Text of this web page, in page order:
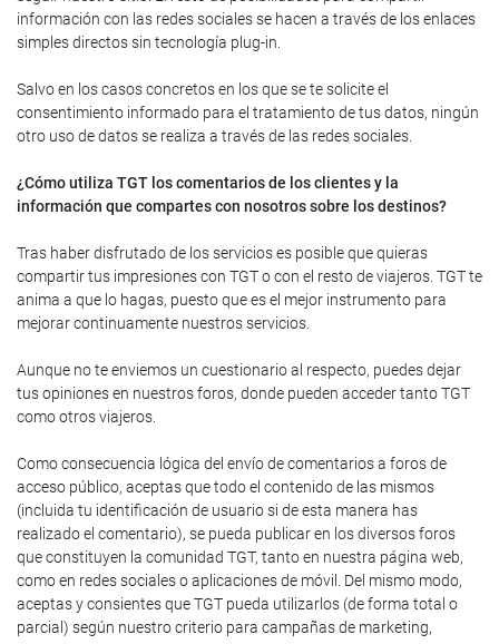
información con las redes sociales se hacen a través de los enlaces
simples directos sin tecnología plug-in.
Salvo en los casos concretos en los que se te solicite el
consentimiento informado para el tratamiento de tus datos, ningún
otro uso de datos se realiza a través de las redes sociales.
¿Cómo utiliza TGT los comentarios de los clientes y la
información que compartes con nosotros sobre los destinos?
Tras haber disfrutado de los servicios es posible que quieras
compartir tus impresiones con TGT o con el resto de viajeros. TGT te
anima a que lo hagas, puesto que es el mejor instrumento para
mejorar continuamente nuestros servicios.
Aunque no te enviemos un cuestionario al respecto, puedes dejar
tus opiniones en nuestros foros, donde pueden acceder tanto TGT
como otros viajeros.
Como consecuencia lógica del envío de comentarios a foros de
acceso público, aceptas que todo el contenido de las mismos
(incluida tu identificación de usuario si de esta manera has
realizado el comentario), se pueda publicar en los diversos foros
que constituyen la comunidad TGT, tanto en nuestra página web,
como en redes sociales o aplicaciones de móvil. Del mismo modo,
aceptas y consientes que TGT pueda utilizarlos (de forma total o
parcial) según nuestro criterio para campañas de marketing,